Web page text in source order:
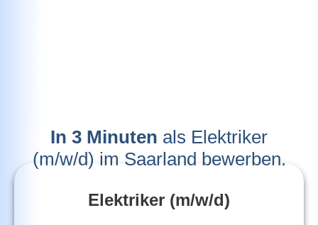
In 3 Minuten als Elektriker
(m/w/d) im Saarland bewerben.
Elektriker (m/w/d)